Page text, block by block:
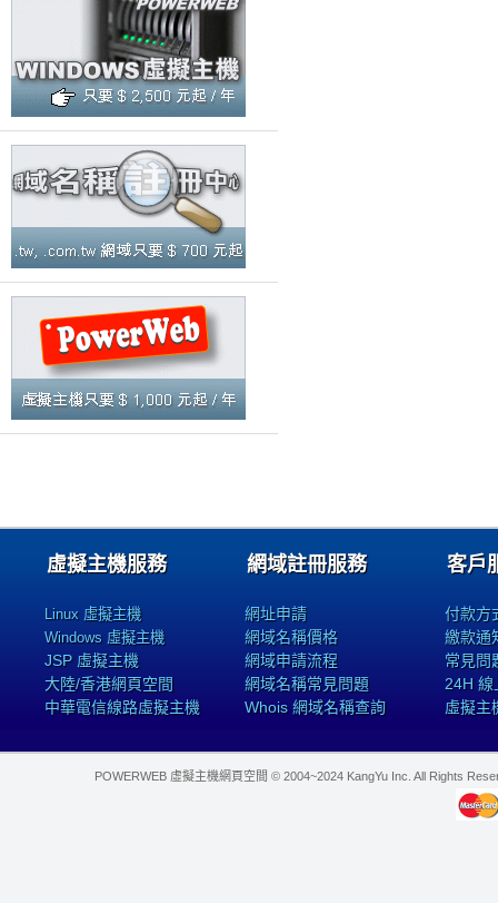
虛擬主機服務
Linux 虛擬主機
Windows 虛擬主機
JSP 虛擬主機
大陸/香港網頁空間
中華電信線路虛擬主機
網域註冊服務
網址申請
網域名稱價格
網域申請流程
網域名稱常見問題
Whois 網域名稱查詢
客戶
付款方
繳款通
常見問
24H 線
虛擬主
POWERWEB 虛擬主機網頁空間 © 2004~2024 KangYu Inc. All Rights